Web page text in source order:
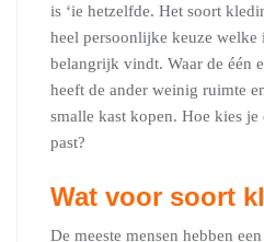
is ‘ie hetzelfde. Het soort
heel persoonlijke keuze welke
belangrijk vindt. Waar de één
heeft de ander weinig ruimte
smalle kast kopen. Hoe kies
past?
Wat voor soort
De meeste mensen hebben